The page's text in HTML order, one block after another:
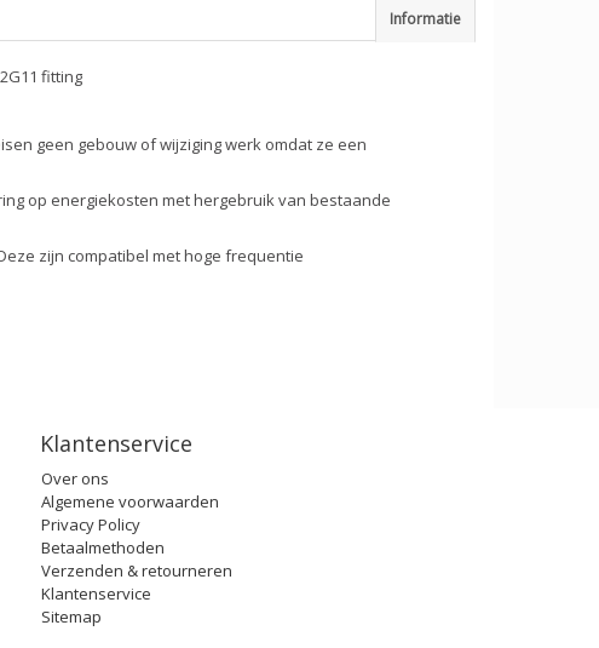
Informatie
fitting
geen gebouw of wijziging werk omdat ze een
op energiekosten met hergebruik van bestaande
zijn compatibel met hoge frequentie
Klantenservice
Over ons
Algemene voorwaarden
Privacy Policy
Betaalmethoden
Verzenden & retourneren
Klantenservice
Sitemap